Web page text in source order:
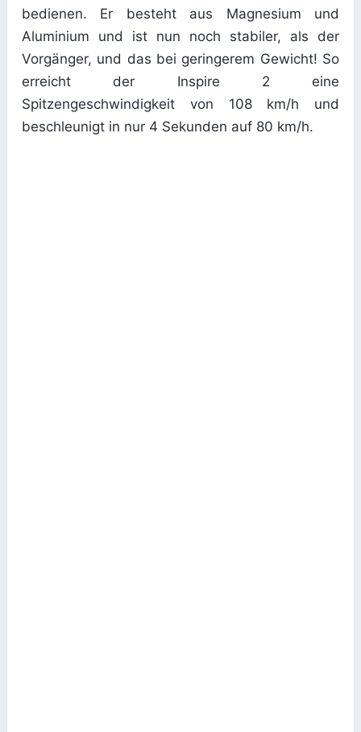
bedienen. Er besteht aus Magnesium und
Aluminium und ist nun noch stabiler, als der
Vorgänger, und das bei geringerem Gewicht! So
erreicht der Inspire 2 eine
Spitzengeschwindigkeit von 108 km/h und
beschleunigt in nur 4 Sekunden auf 80 km/h.